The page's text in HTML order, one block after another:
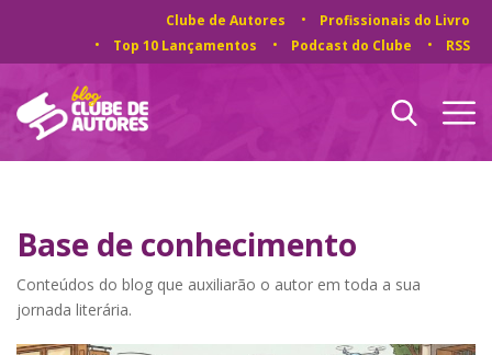
Clube de Autores
Profissionais do Livro
Top 10 Lançamentos
Podcast do Clube RSS
Base de conhecimento
Conteúdos do blog que auxiliarão o autor em toda a sua
jornada literária.